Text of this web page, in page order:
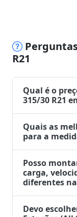
R21
Qual é o
315/30 R21
Quais as
para a
Posso
carga,
diferentes
Devo